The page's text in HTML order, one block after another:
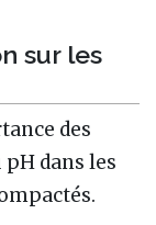
sur les
des
dans les